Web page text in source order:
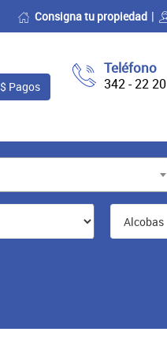
Consigna tu propiedad
Teléfono
342 - 22 20
$ Pagos